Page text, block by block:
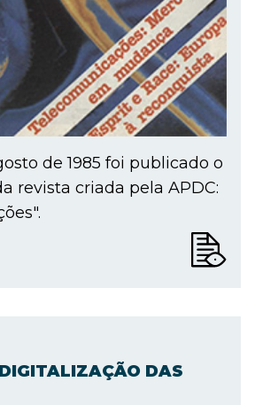
de 1985 foi publicado o
revista criada pela APDC:
DAS